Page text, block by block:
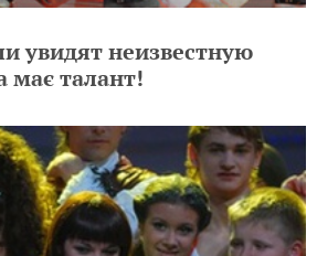
увидят неизвестную
має талант!